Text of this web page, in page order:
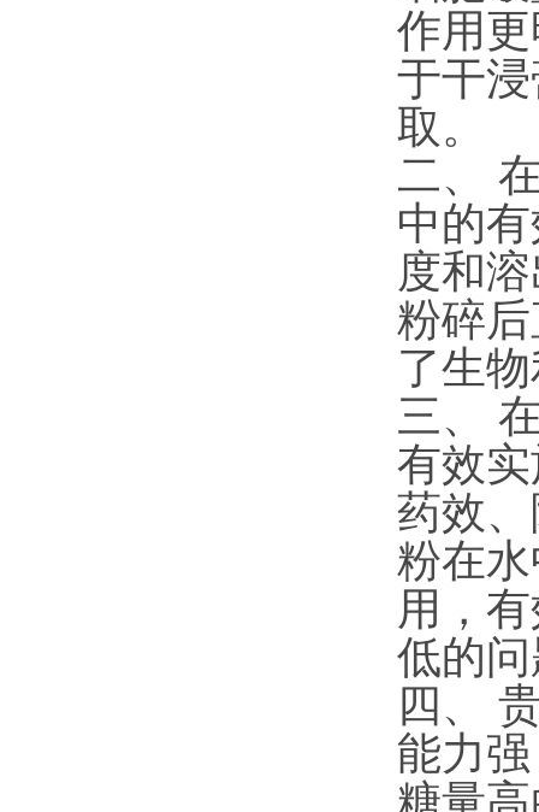
作用
于干
取。
二、
中的
度和
粉碎
了生
三、
有效
药效
粉在
用，
低的
四、
能力
糖量